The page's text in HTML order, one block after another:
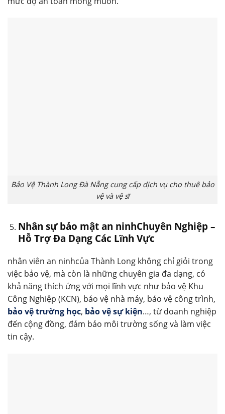
Bảo Vệ Thành Long Đà Nẵng cung cấp dịch vụ cho thuê bảo
vệ và vệ sĩ
Nhân sự bảo mật an ninhChuyên Nghiệp –
Hỗ Trợ Đa Dạng Các Lĩnh Vực
nhân viên an ninhcủa Thành Long không chỉ giỏi trong
việc bảo vệ, mà còn là những chuyên gia đa dạng, có
khả năng thích ứng với mọi lĩnh vực như bảo vệ Khu
Công Nghiệp (KCN), bảo vệ nhà máy, bảo vệ công trình,
bảo vệ trường học, bảo vệ sự kiện…, từ doanh nghiệp
đến cộng đồng, đảm bảo môi trường sống và làm việc
tin cậy.